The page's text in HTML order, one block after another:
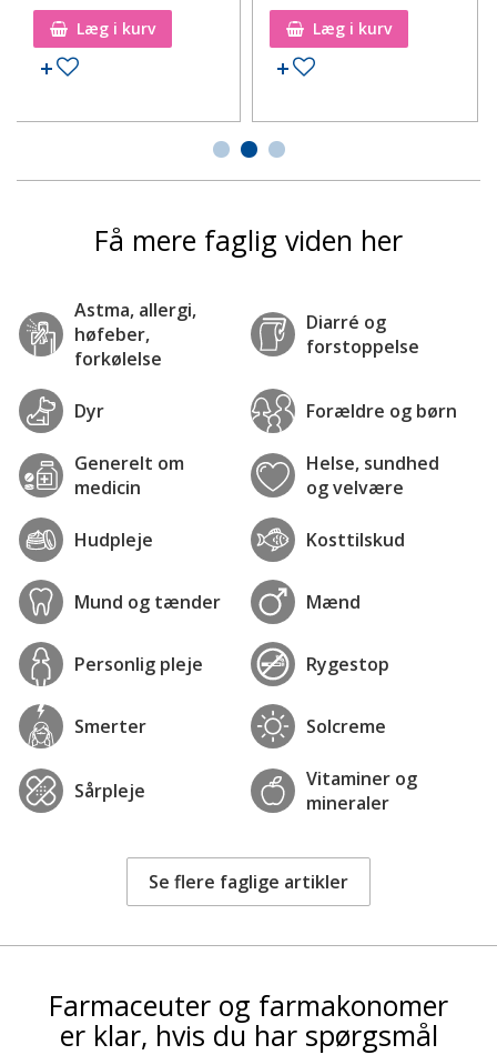
Læg i kurv
Tilføj til ønskeseddel
Læg i kurv
Tilføj til ønskeseddel
Få mere faglig viden her
Astma, allergi,
høfeber,
forkølelse
Diarré og
forstoppelse
Dyr Forældre og børn
Generelt om
medicin
Helse, sundhed
og velvære
Hudpleje Kosttilskud
Mund og tænder Mænd
Personlig pleje Rygestop
Smerter Solcreme
Sårpleje
Vitaminer og
mineraler
Se flere faglige artikler
Farmaceuter og farmakonomer
er klar, hvis du har spørgsmål